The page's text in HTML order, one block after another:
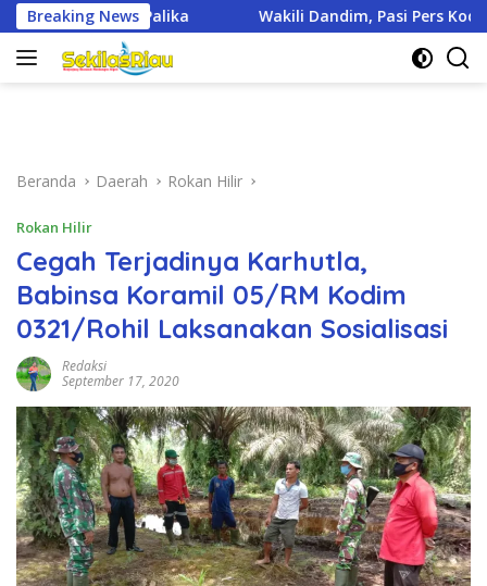
Langsung
ke
konten
Breaking News
Dandim, Pasi Pers Kodim 0321/Rohil Hadiri Upacara Hari
Beranda Daerah Rokan Hilir
Rokan Hilir
Cegah Terjadinya Karhutla,
Babinsa Koramil 05/RM Kodim
0321/Rohil Laksanakan Sosialisasi
Redaksi
September 17, 2020